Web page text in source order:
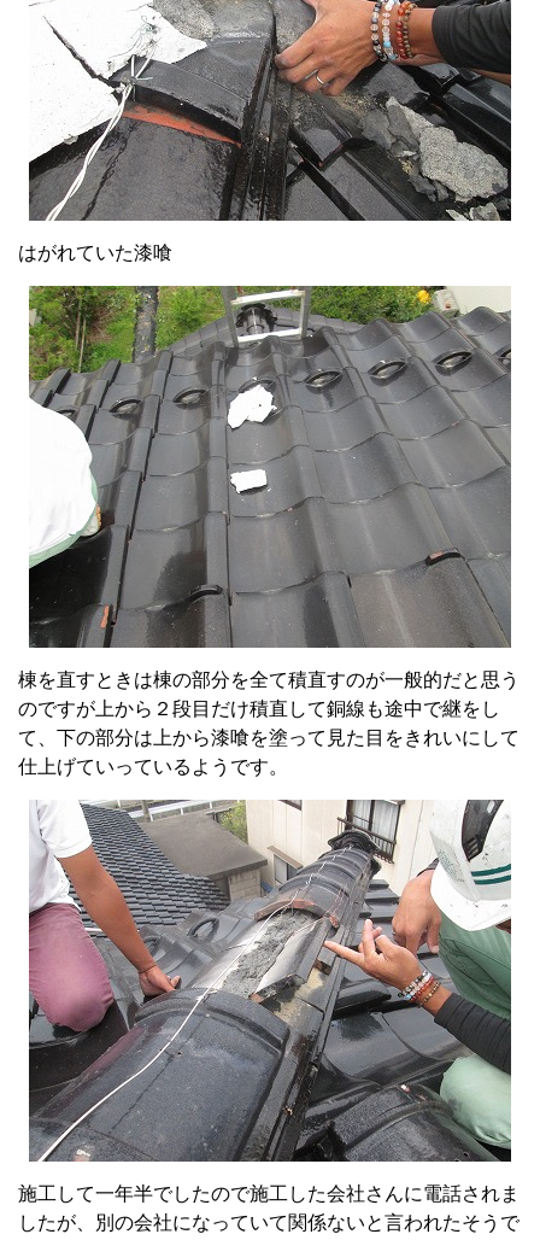
はがれていた漆喰
棟を直すときは棟の部分を全て積直すのが一般的だと思う
のですが上から２段目だけ積直して銅線も途中で継をし
て、下の部分は上から漆喰を塗って見た目をきれいにして
仕上げていっているようです。
施工して一年半でしたので施工した会社さんに電話されま
したが、別の会社になっていて関係ないと言われたそうで